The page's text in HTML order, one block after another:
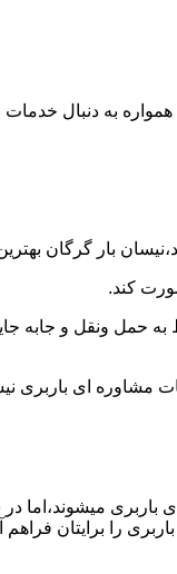
به دنبال
بار گرگان
کند.
حمل ونقل و جابه
مشاوره ای باربری
باربری
را برایتان فراهم